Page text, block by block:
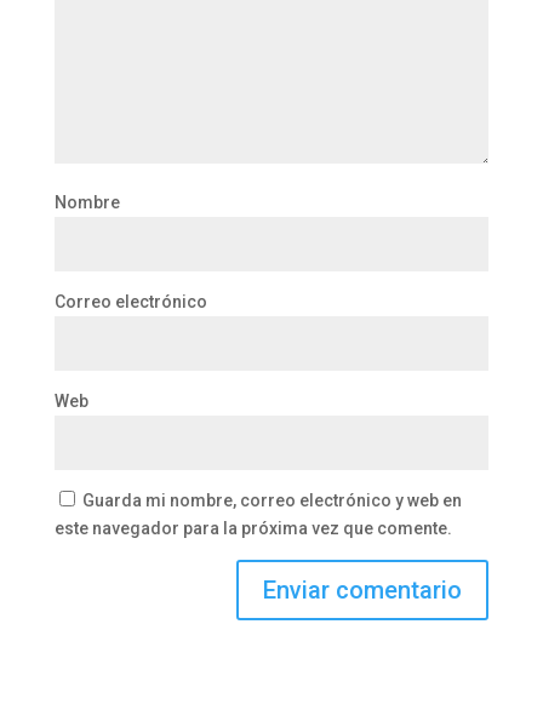
Nombre
Correo electrónico
Web
Guarda mi nombre, correo electrónico y web en
este navegador para la próxima vez que comente.